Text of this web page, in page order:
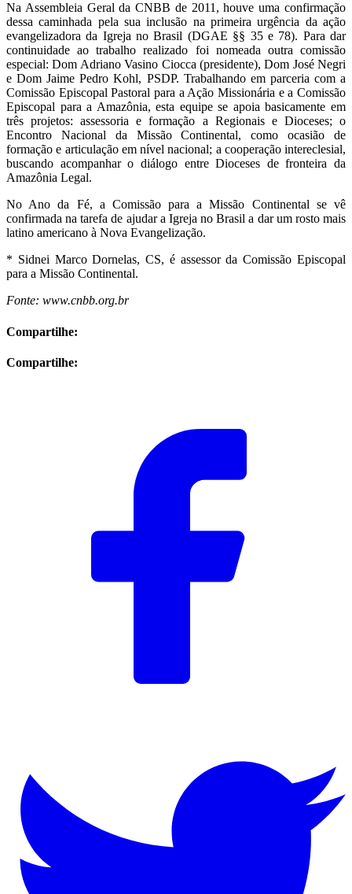
Na Assembleia Geral da CNBB de 2011, houve uma confirmação
dessa caminhada pela sua inclusão na primeira urgência da ação
evangelizadora da Igreja no Brasil (DGAE §§ 35 e 78). Para dar
continuidade ao trabalho realizado foi nomeada outra comissão
especial: Dom Adriano Vasino Ciocca (presidente), Dom José Negri
e Dom Jaime Pedro Kohl, PSDP. Trabalhando em parceria com a
Comissão Episcopal Pastoral para a Ação Missionária e a Comissão
Episcopal para a Amazônia, esta equipe se apoia basicamente em
três projetos: assessoria e formação a Regionais e Dioceses; o
Encontro Nacional da Missão Continental, como ocasião de
formação e articulação em nível nacional; a cooperação intereclesial,
buscando acompanhar o diálogo entre Dioceses de fronteira da
Amazônia Legal.
No Ano da Fé, a Comissão para a Missão Continental se vê
confirmada na tarefa de ajudar a Igreja no Brasil a dar um rosto mais
latino americano à Nova Evangelização.
* Sidnei Marco Dornelas, CS, é assessor da Comissão Episcopal
para a Missão Continental.
Fonte: www.cnbb.org.br
Compartilhe:
Compartilhe: